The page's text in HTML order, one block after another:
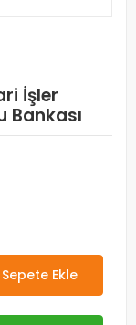
İşler
Bankası
Sepete Ekle